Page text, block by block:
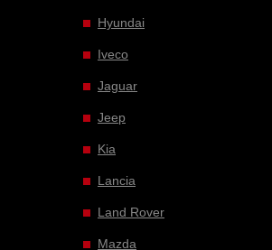
Hyundai
Iveco
Jaguar
Jeep
Kia
Lancia
Land Rover
Mazda